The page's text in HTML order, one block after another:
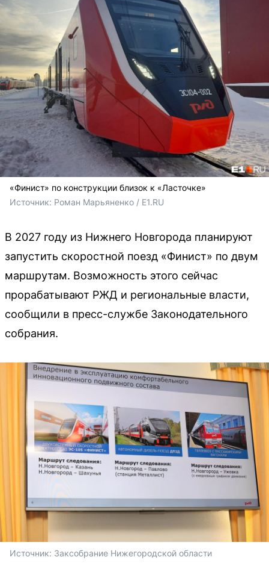
«Финист» по конструкции близок к «Ласточке»
Источник: Роман Марьяненко / E1.RU
В 2027 году из Нижнего Новгорода планируют
запустить скоростной поезд «Финист» по двум
маршрутам. Возможность этого сейчас
прорабатывают РЖД и региональные власти,
сообщили в пресс-службе Законодательного
собрания.
Источник: Заксобрание Нижегородской области